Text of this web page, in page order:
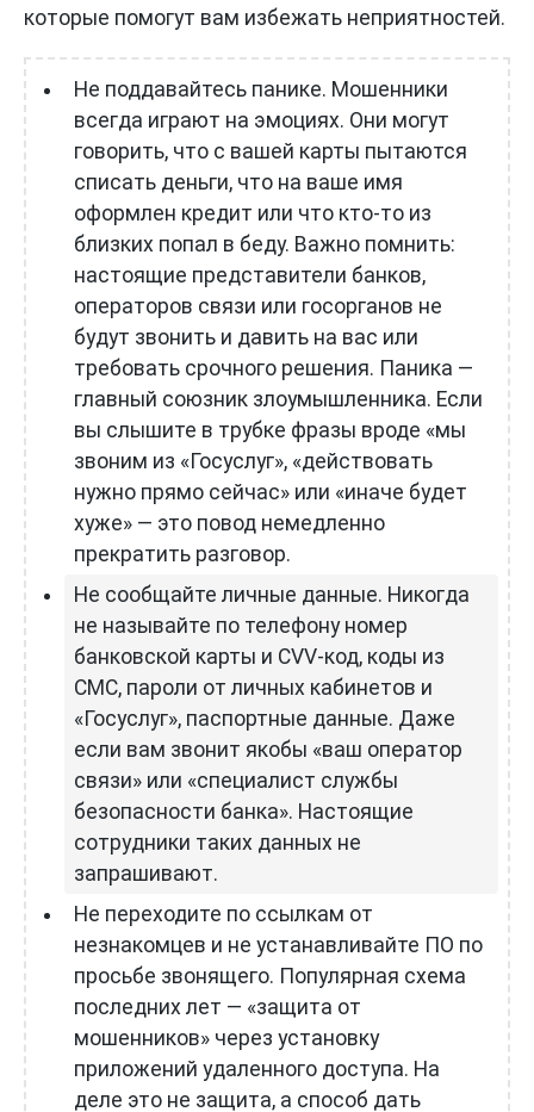
которые помогут вам избежать неприятностей.
Не поддавайтесь панике. Мошенники
всегда играют на эмоциях. Они могут
говорить, что с вашей карты пытаются
списать деньги, что на ваше имя
оформлен кредит или что кто-то из
близких попал в беду. Важно помнить:
настоящие представители банков,
операторов связи или госорганов не
будут звонить и давить на вас или
требовать срочного решения. Паника —
главный союзник злоумышленника. Если
вы слышите в трубке фразы вроде «мы
звоним из «Госуслуг», «действовать
нужно прямо сейчас» или «иначе будет
хуже» — это повод немедленно
прекратить разговор.
Не сообщайте личные данные. Никогда
не называйте по телефону номер
банковской карты и CVV-код, коды из
СМС, пароли от личных кабинетов и
«Госуслуг», паспортные данные. Даже
если вам звонит якобы «ваш оператор
связи» или «специалист службы
безопасности банка». Настоящие
сотрудники таких данных не
запрашивают.
Не переходите по ссылкам от
незнакомцев и не устанавливайте ПО по
просьбе звонящего. Популярная схема
последних лет — «защита от
мошенников» через установку
приложений удаленного доступа. На
деле это не защита, а способ дать